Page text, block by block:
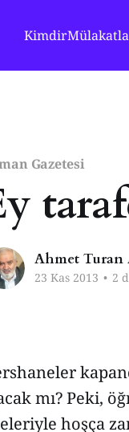
Kimdir
Gazetesi
Ahmet Turan
23 Kas 2013 • 2
mı? Peki,
hoşça